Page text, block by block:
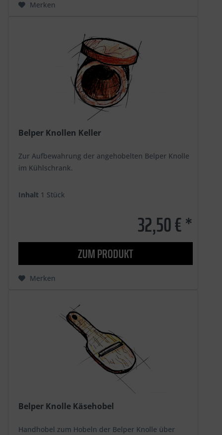
Merken
Belper Knollen Keller
Zur Aufbewahrung der angehobelten Belper Knolle
im Kühlschrank.
Inhalt 1 Stück
32,50 € *
ZUM PRODUKT
Merken
Belper Knolle Käsehobel
Handhobel zum Hobeln der Belper Knolle über